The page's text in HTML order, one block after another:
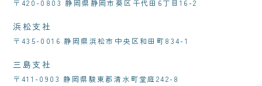
〒420-0803 静岡県静岡市葵区千代田6丁目16-2
浜松支社
〒435-0016 静岡県浜松市中央区和田町834-1
三島支社
〒411-0903 静岡県駿東郡清水町堂庭242-8